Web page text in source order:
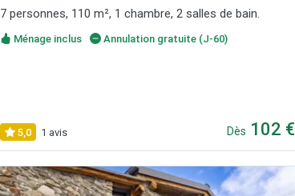
7 personnes, 110 m², 1 chambre, 2 salles de bain.
Ménage inclus Annulation gratuite (J-60)
5,0 1 avis Dès 102 €